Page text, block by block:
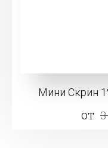
Мини Скрин
от